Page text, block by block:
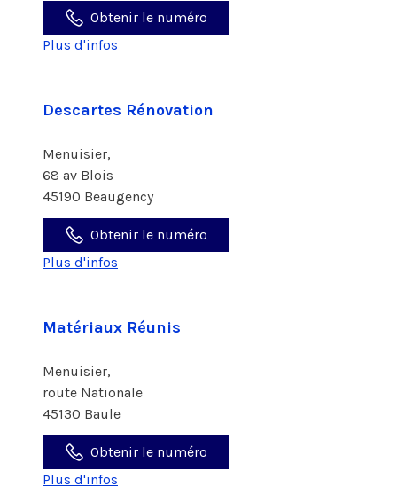
Obtenir le numéro
Plus d'infos
Descartes Rénovation
Menuisier,
68 av Blois
45190 Beaugency
Obtenir le numéro
Plus d'infos
Matériaux Réunis
Menuisier,
route Nationale
45130 Baule
Obtenir le numéro
Plus d'infos